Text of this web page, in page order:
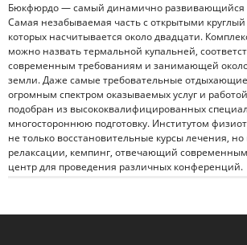
Бюкфюрдо — самый динамично развивающийся
Самая незабываемая часть с открытыми
которых насчитывается около двадцати.
можно назвать термальной купальней,
современным требованиям и занимающей около
земли. Даже самые требовательные
огромным спектром оказываемых услуг и
подобран из высококвалифицированных
многостороннюю подготовку. Институтом
не только восстановительные курсы лечения, но
релаксации, кемпинг, отвечающий
центр для проведения различных конференций.